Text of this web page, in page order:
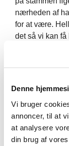
Denne
Vi bruger
annoncer, til at
at analysere
din brug af
nærheden af
for at være.
det så vi kan
At sætte frugt